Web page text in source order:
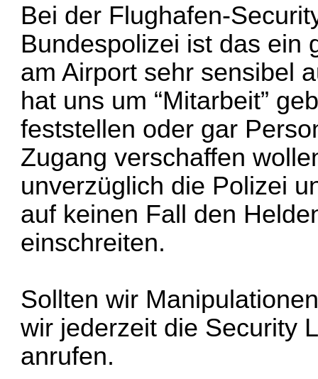
Bei der Flughafen-
Bundespolizei ist das ein
am Airport sehr sensibel
hat uns um “Mitarbeit”
feststellen oder gar
Zugang verschaffen
unverzüglich die Polizei
auf keinen Fall den
einschreiten.
Sollten wir
wir jederzeit die Security
anrufen.